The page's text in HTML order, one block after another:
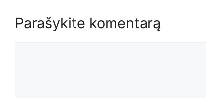
Parašykite komentarą